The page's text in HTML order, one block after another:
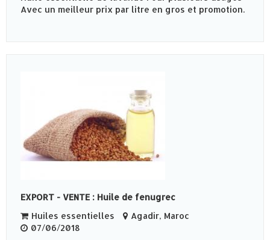
Avec un meilleur prix par litre en gros et promotion.
EXPORT - VENTE : Huile de fenugrec
Huiles essentielles
Agadir, Maroc
07/06/2018